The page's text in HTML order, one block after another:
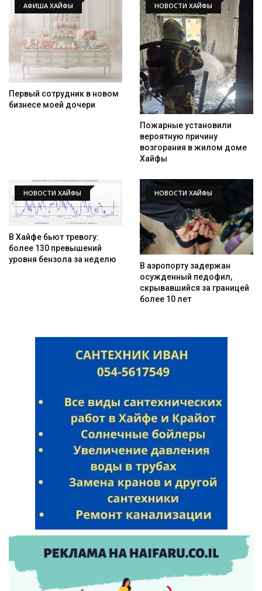
АФИША ХАЙФЫ
Первый сотрудник в новом
бизнесе моей дочери
НОВОСТИ ХАЙФЫ
Пожарные установили
вероятную причину
возгорания в жилом доме
Хайфы
НОВОСТИ ХАЙФЫ
В Хайфе бьют тревогу:
более 130 превышений
уровня бензола за неделю
НОВОСТИ ХАЙФЫ
В аэропорту задержан
осужденный педофил,
скрывавшийся за границей
более 10 лет